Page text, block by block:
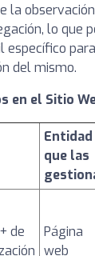
la
lo que
específico
del mismo.
en el Sitio
Entidad
que las
de
Página
web